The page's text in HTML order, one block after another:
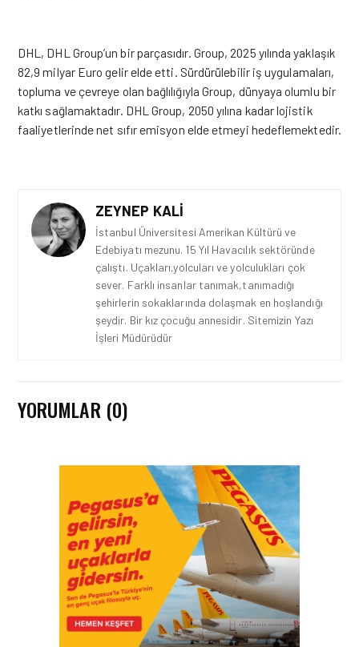
DHL, DHL Group’un bir parçasıdır. Group, 2025 yılında yaklaşık
82,9 milyar Euro gelir elde etti. Sürdürülebilir iş uygulamaları,
topluma ve çevreye olan bağlılığıyla Group, dünyaya olumlu bir
katkı sağlamaktadır. DHL Group, 2050 yılına kadar lojistik
faaliyetlerinde net sıfır emisyon elde etmeyi hedeflemektedir.
ZEYNEP KALI
İstanbul Üniversitesi Amerikan Kültürü ve
Edebiyatı mezunu. 15 Yıl Havacılık sektöründe
çalıştı. Uçakları,yolcuları ve yolculukları çok
sever. Farklı insanlar tanımak,tanımadığı
şehirlerin sokaklarında dolaşmak en hoşlandığı
şeydir. Bir kız çocuğu annesidir. Sitemizin Yazı
İşleri Müdürüdür
YORUMLAR (0)
HAVAYOLU • 07 AĞU 2026
SUNEXPRESS’IN ÜÇ GÜN
ÜST ÜSTE GÜNLÜK
YOLCU SAYISI 71 BINI AŞTI
HAVAYOLU • 05 AĞU 2026
CORENDON’DAN YAKIT
VERIMLILIĞI VE
SÜRDÜRÜLEBILIRLIK IÇIN